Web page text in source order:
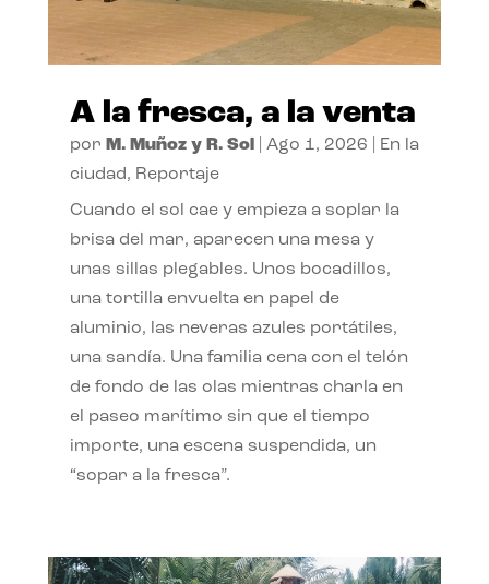
A la fresca, a la venta
por M. Muñoz y R. Sol| Ago 1, 2026
En la
ciudad, Reportaje
Cuando el sol cae y empieza a soplar la
brisa del mar, aparecen una mesa y
unas sillas plegables. Unos bocadillos,
una tortilla envuelta en papel de
aluminio, las neveras azules portátiles,
una sandía. Una familia cena con el telón
de fondo de las olas mientras charla en
el paseo marítimo sin que el tiempo
importe, una escena suspendida, un
“sopar a la fresca”.